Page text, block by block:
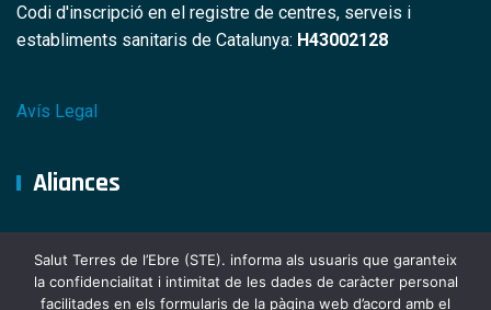
Codi d'inscripció en el registre de centres, serveis i
establiments sanitaris de Catalunya: H43002128
Avís Legal
Aliances
Salut Terres de l’Ebre (STE). informa als usuaris que garanteix
la confidencialitat i intimitat de les dades de caràcter personal
facilitades en els formularis de la pàgina web d’acord amb el